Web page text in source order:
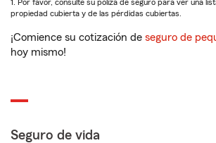
1. Por favor, consulte su póliza de seguro para ver una
propiedad cubierta y de las pérdidas cubiertas.
¡Comience su cotización de seguro de
hoy mismo!
Seguro de vida